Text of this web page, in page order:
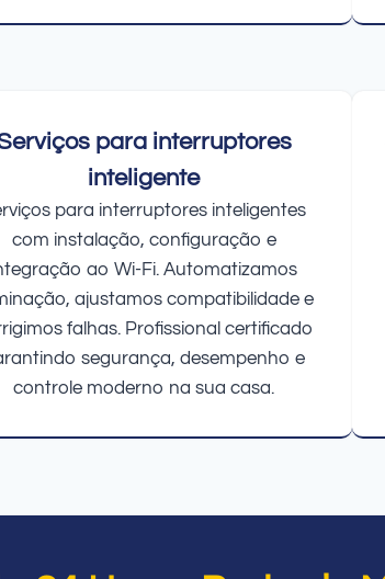
para interruptores
inteligente
para interruptores inteligentes
com instalação, configuração e
ao Wi-Fi. Automatizamos
ajustamos compatibilidade e
falhas. Profissional certificado
segurança, desempenho e
controle moderno na sua casa.